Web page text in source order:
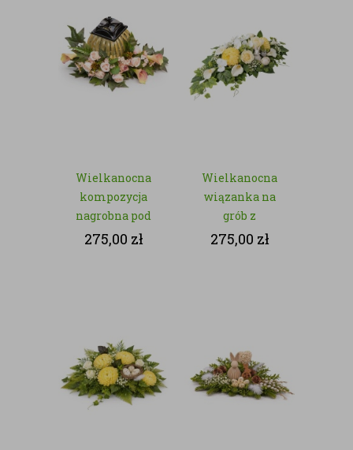
Wielkanocna
kompozycja
nagrobna pod
znicz z
275,00 zł
Wielkanocna
wiązanka na
grób z
zajączkiem –
275,00 zł